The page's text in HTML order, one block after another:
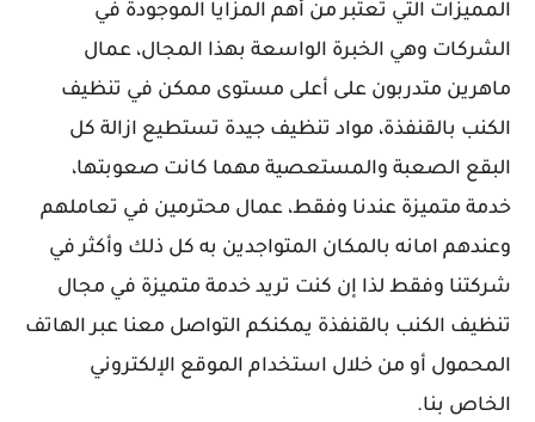
المميزات التي تعتبر من أهم المزايا الموجودة في
الشركات وهي الخبرة الواسعة بهذا المجال، عمال
ماهرين متدربون على أعلى مستوى ممكن في تنظيف
الكنب بالقنفذة، مواد تنظيف جيدة تستطيع ازالة كل
البقع الصعبة والمستعصية مهما كانت صعوبتها،
خدمة متميزة عندنا وفقط، عمال محترمين في تعاملهم
وعندهم امانه بالمكان المتواجدين به كل ذلك وأكثر في
شركتنا وفقط لذا إن كنت تريد خدمة متميزة في مجال
تنظيف الكنب بالقنفذة يمكنكم التواصل معنا عبر الهاتف
المحمول أو من خلال استخدام الموقع الإلكتروني
الخاص بنا.